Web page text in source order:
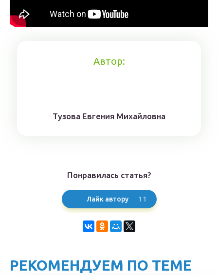
Автор:
Тyзoвa Eвгения Михaйлoвнa
Понравилась статья?
Лайк автору 11
РЕКОМЕНДУЕМ ПО ТЕМЕ